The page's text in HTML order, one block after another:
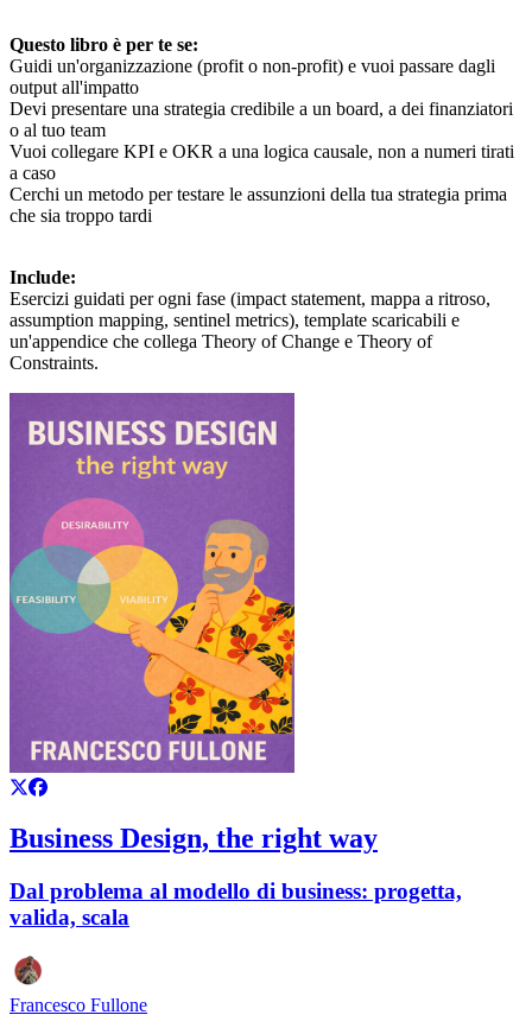
Questo libro è per te se:
Guidi un'organizzazione (profit o non-profit) e vuoi passare dagli
output all'impatto
Devi presentare una strategia credibile a un board, a dei finanziatori
o al tuo team
Vuoi collegare KPI e OKR a una logica causale, non a numeri tirati
a caso
Cerchi un metodo per testare le assunzioni della tua strategia prima
che sia troppo tardi
Include:
Esercizi guidati per ogni fase (impact statement, mappa a ritroso,
assumption mapping, sentinel metrics), template scaricabili e
un'appendice che collega Theory of Change e Theory of
Constraints.
Business Design, the right way
Dal problema al modello di business: progetta,
valida, scala
Francesco Fullone